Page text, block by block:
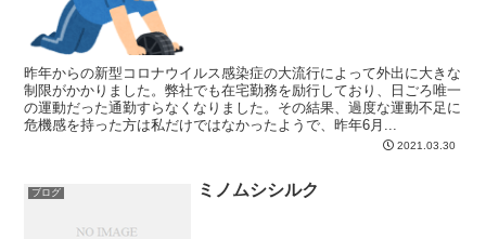
昨年からの新型コロナウイルス感染症の大流行によって外出に大きな
制限がかかりました。弊社でも在宅勤務を励行しており、日ごろ唯一
の運動だった通勤すらなくなりました。その結果、過度な運動不足に
危機感を持った方は私だけではなかったようで、昨年6月...
2021.03.30
ブログ ミノムシシルク